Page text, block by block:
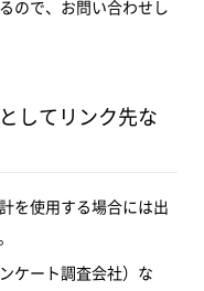
ので、お問い合わせし
してリンク先な
を使用する場合には出
ケート調査会社）な